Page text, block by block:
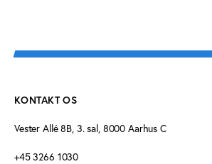
KONTAKT OS
Vester Allé 8B, 3. sal, 8000 Aarhus C
+45 3266 1030